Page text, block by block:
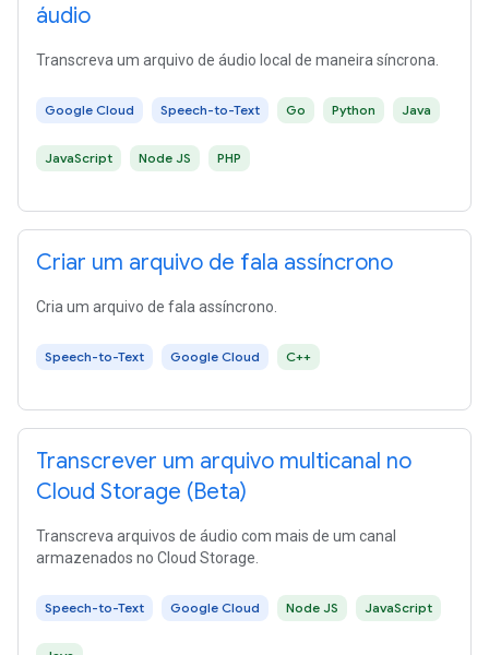
áudio
Transcreva um arquivo de áudio local de maneira síncrona.
Google Cloud Speech-to-Text Go Python Java
JavaScript Node JS PHP
Criar um arquivo de fala assíncrono
Cria um arquivo de fala assíncrono.
Speech-to-Text Google Cloud C++
Transcrever um arquivo multicanal no
Cloud Storage (Beta)
Transcreva arquivos de áudio com mais de um canal
armazenados no Cloud Storage.
Speech-to-Text Google Cloud Node JS JavaScript